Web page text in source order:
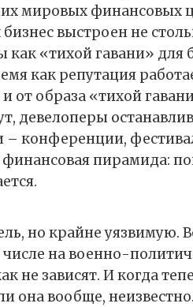
мировых финансовых
выстроен не
«тихой гавани» для
как репутация
от образа «тихой
девелоперы
– конференции,
пирамида:
но крайне уязвимую.
на военно-
не зависят. И когда
она вообще,